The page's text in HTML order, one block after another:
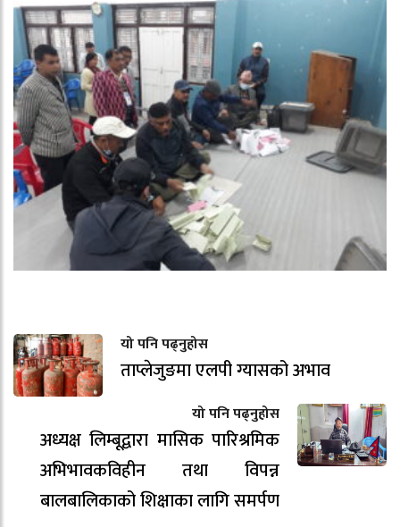
यो पनि पढ्नुहोस
ताप्लेजुङमा एलपी ग्यासको अभाव
यो पनि पढ्नुहोस
अध्यक्ष लिम्बूद्वारा मासिक पारिश्रमिक
अभिभावकविहीन तथा विपन्न
बालबालिकाको शिक्षाका लागि समर्पण